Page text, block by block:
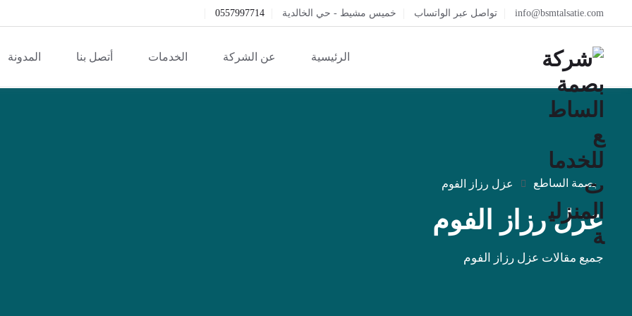
info@bsmtalsatie.com تواصل عبر الواتساب خميس مشيط - حي الخالدية 0557997714
الرئيسية عن الشركة الخدمات أتصل بنا المدونة
بصمة الساطع عزل رزاز الفوم
عزل رزاز الفوم
جميع مقالات عزل رزاز الفوم